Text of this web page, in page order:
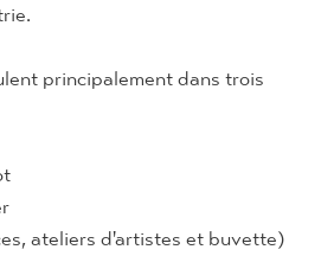
principalement dans trois
ateliers d'artistes et buvette)